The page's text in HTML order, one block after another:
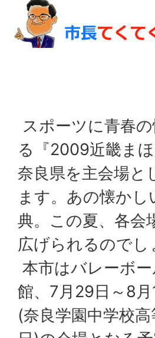
スポーツに青春
る『2009近畿ま
奈良県を主会場と
ます。あの懐か
典。この夏、各会
広げられるので
本市はバレーボ
館、7月29日～8
(奈良学園中学校